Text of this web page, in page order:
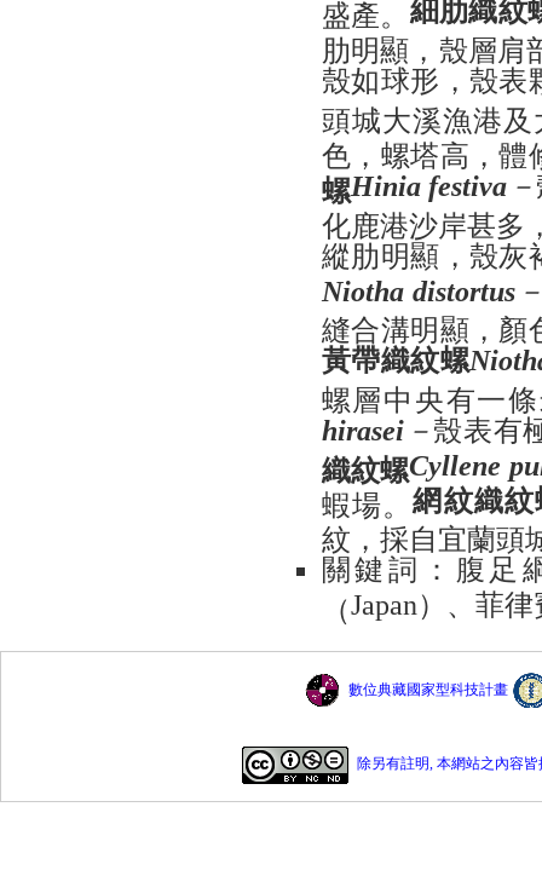
盛產。 細肋織紋
肋明顯，殼層肩
殼如球形，殼表
頭城大溪漁港
色，螺塔高，體
螺Hinia festiva－
化鹿港沙岸甚多
縱肋明顯，殼灰
Niotha distortus
縫合溝明顯，顏
黃帶織紋螺
螺層中央有一
hirasei－殼表有
織紋螺Cyllene
蝦場。網紋織
紋，採自宜蘭頭
關鍵詞：腹足
（Japan）、菲律
數位典藏國家型科技計畫
除另有註明, 本網站之內容